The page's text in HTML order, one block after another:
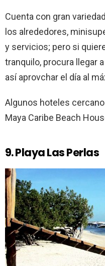
Cuenta con gran
los alrededores,
y servicios; pero si
tranquilo, procura llegar
así aprovchar el día al
Algunos hoteles
Maya Caribe Beach
9. Playa Las Perlas